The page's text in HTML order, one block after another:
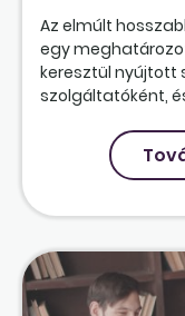
Az elmúlt
egy
keresztül nyújtott
szolgáltatóként,